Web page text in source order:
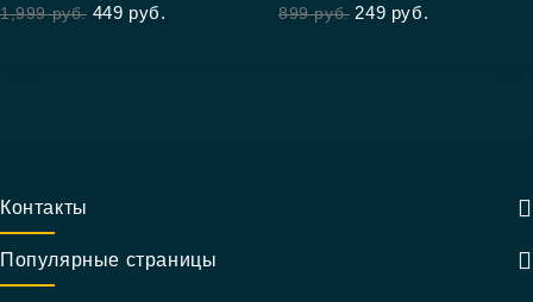
1,999руб. 449 руб.
of
899руб. 249 руб.
Контакты
Популярные страницы